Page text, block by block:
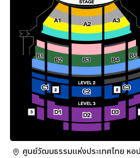
ศูนย์วัฒนธรรมแห่งประเทศไทย หอ